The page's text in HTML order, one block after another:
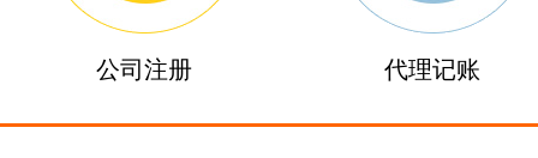
公司注册 代理记账